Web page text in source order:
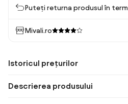
Puteți returna produsul în
Mivali.ro
Istoricul prețurilor
Descrierea produsului